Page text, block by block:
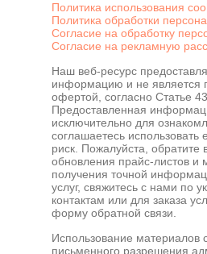
Политика использования
Политика обработки
Согласие на обработку
Согласие на рекламную
Наш веб-ресурс
информацию и не является
офертой, согласно Статье
Предоставленная
исключительно для
соглашаетесь использовать
риск. Пожалуйста, обратите
обновления прайс-листов и
получения точной
услуг, свяжитесь с нами по
контактам или для заказа
форму обратной связи.
Использование материалов
письменного разрешения
Наш сайт использует
обеспечения удобства
его улучшения, сбора
предоставления